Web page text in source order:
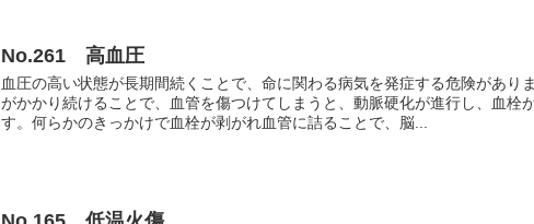
No.261 高血圧
血圧の高い状態が長期間続くことで、命に関わる病気を発症する危険があり
がかかり続けることで、血管を傷つけてしまうと、動脈硬化が進行し、血栓
す。何らかのきっかけで血栓が剥がれ血管に詰ることで、脳...